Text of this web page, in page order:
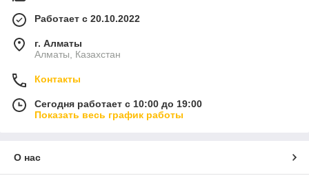
Работает с 20.10.2022
г. Алматы
Алматы, Казахстан
Контакты
Сегодня работает с 10:00 до 19:00
Показать весь график работы
О нас